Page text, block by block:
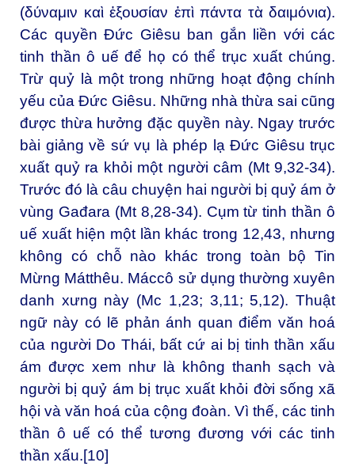
(δύναμιν καὶ ἐξουσίαν ἐπὶ πάντα τὰ δαιμόνια).
Các quyền Đức Giêsu ban gắn liền với các
tinh thần ô uế để họ có thể trục xuất chúng.
Trừ quỷ là một trong những hoạt động chính
yếu của Đức Giêsu. Những nhà thừa sai cũng
được thừa hưởng đặc quyền này. Ngay trước
bài giảng về sứ vụ là phép lạ Đức Giêsu trục
xuất quỷ ra khỏi một người câm (Mt 9,32-34).
Trước đó là câu chuyện hai người bị quỷ ám ở
vùng Gađara (Mt 8,28-34). Cụm từ tinh thần ô
uế xuất hiện một lần khác trong 12,43, nhưng
không có chỗ nào khác trong toàn bộ Tin
Mừng Mátthêu. Máccô sử dụng thường xuyên
danh xưng này (Mc 1,23; 3,11; 5,12). Thuật
ngữ này có lẽ phản ánh quan điểm văn hoá
của người Do Thái, bất cứ ai bị tinh thần xấu
ám được xem như là không thanh sạch và
người bị quỷ ám bị trục xuất khỏi đời sống xã
hội và văn hoá của cộng đoàn. Vì thế, các tinh
thần ô uế có thể tương đương với các tinh
thần xấu.[10]